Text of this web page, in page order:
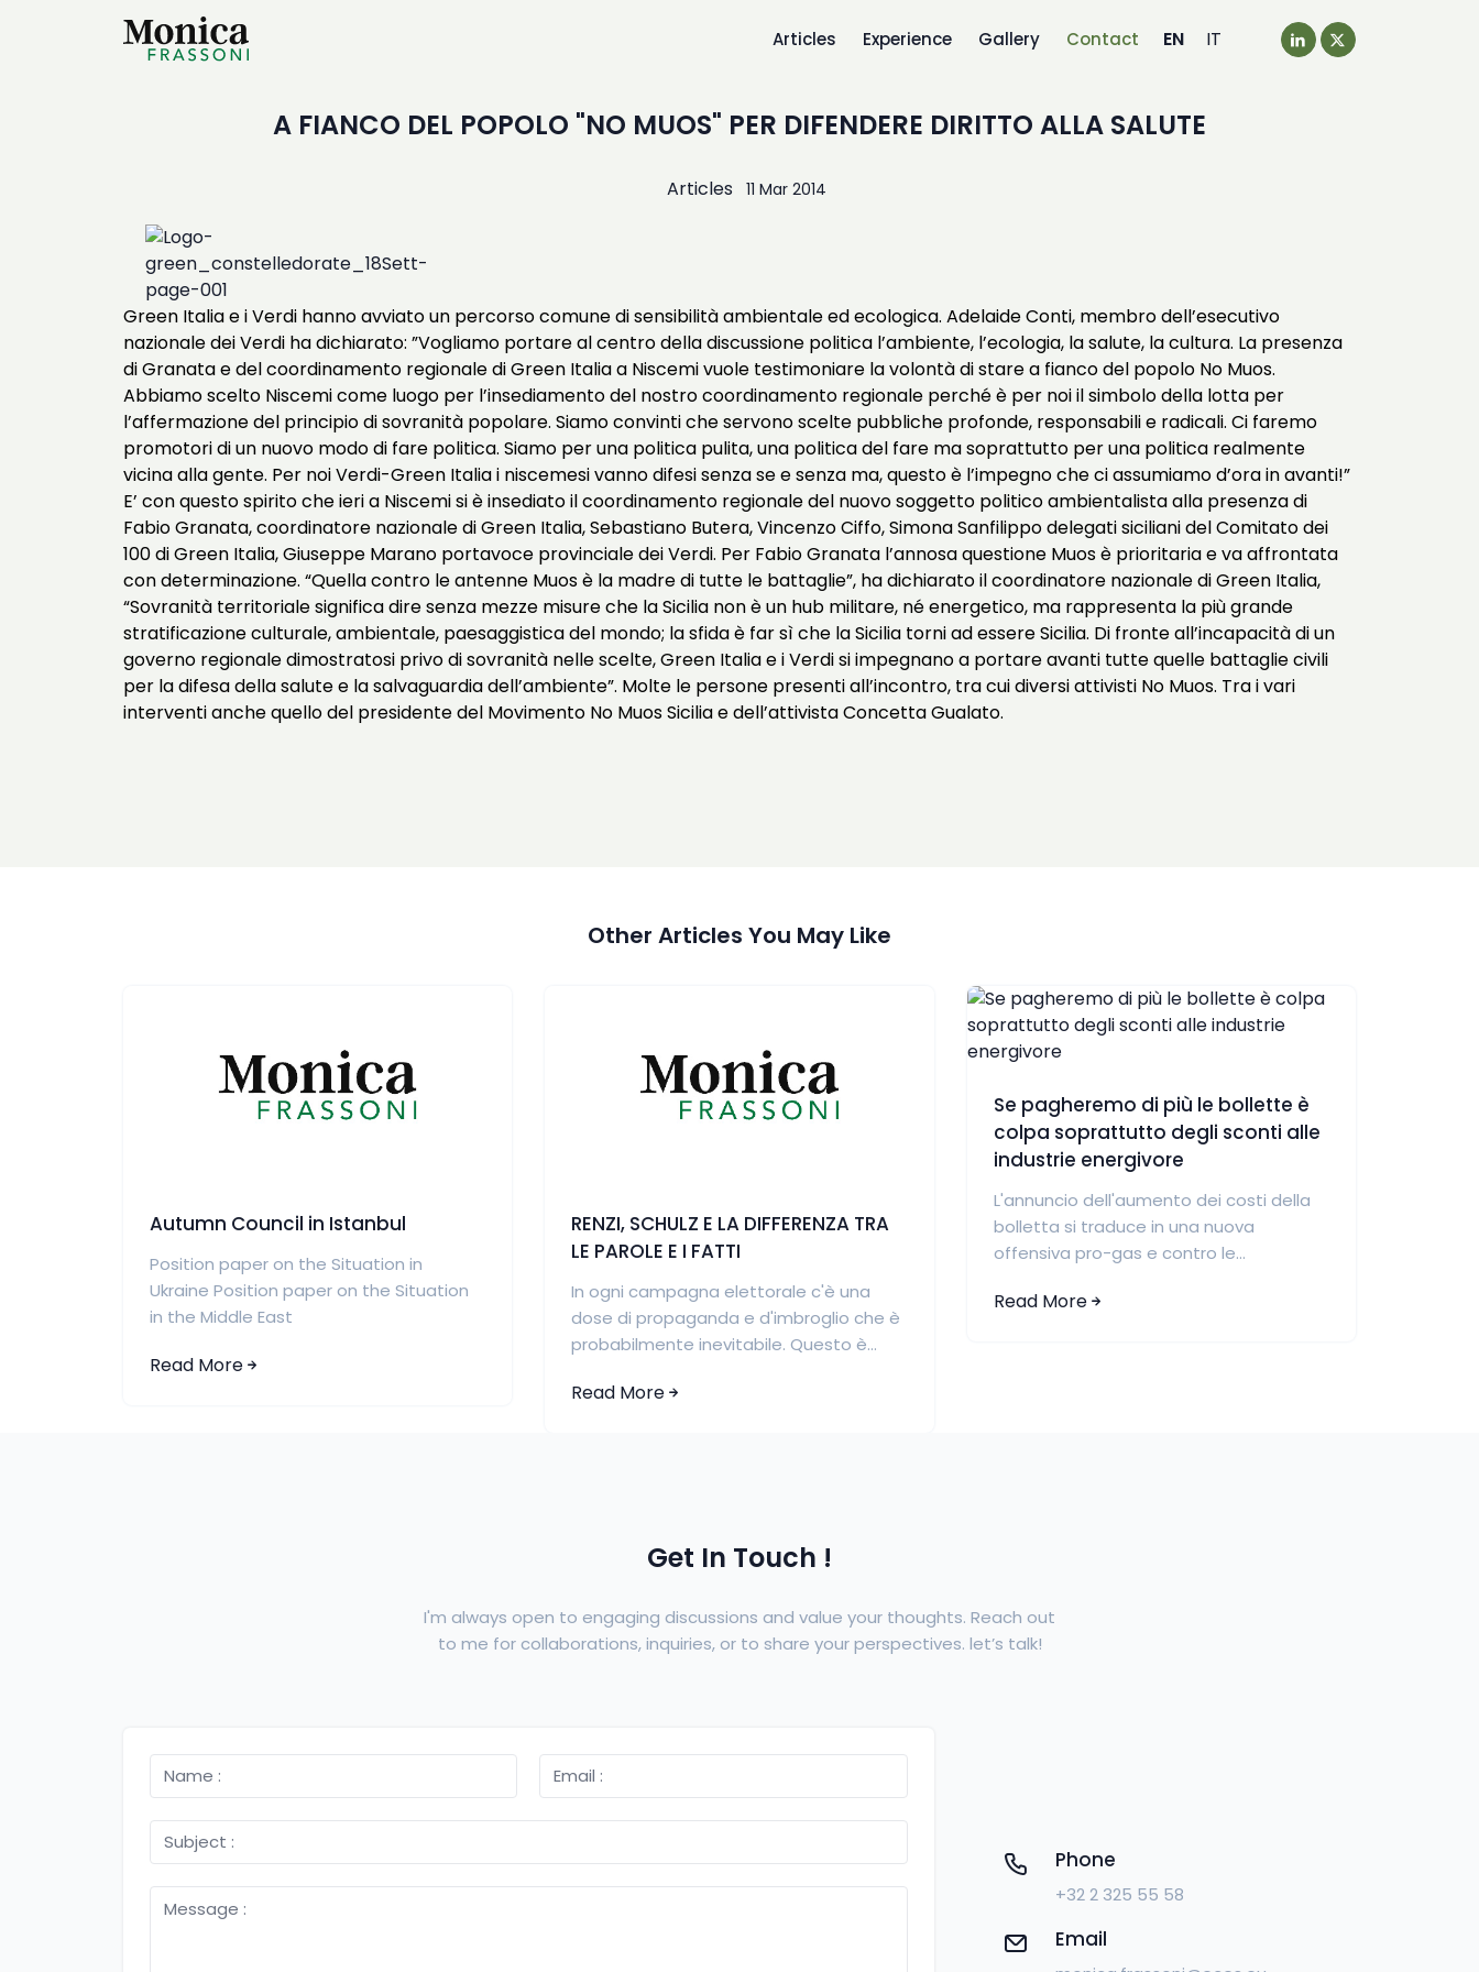
Articles Experience Gallery Contact EN IT
A FIANCO DEL POPOLO "NO MUOS" PER DIFENDERE DIRITTO ALLA SALUTE
Articles 11 Mar 2014
Green Italia e i Verdi hanno avviato un percorso comune di sensibilità ambientale ed ecologica. Adelaide Conti, membro dell’esecutivo
nazionale dei Verdi ha dichiarato: ”Vogliamo portare al centro della discussione politica l’ambiente, l’ecologia, la salute, la cultura. La presenza
di Granata e del coordinamento regionale di Green Italia a Niscemi vuole testimoniare la volontà di stare a fianco del popolo No Muos.
Abbiamo scelto Niscemi come luogo per l’insediamento del nostro coordinamento regionale perché è per noi il simbolo della lotta per
l’affermazione del principio di sovranità popolare. Siamo convinti che servono scelte pubbliche profonde, responsabili e radicali. Ci faremo
promotori di un nuovo modo di fare politica. Siamo per una politica pulita, una politica del fare ma soprattutto per una politica realmente
vicina alla gente. Per noi Verdi-Green Italia i niscemesi vanno difesi senza se e senza ma, questo è l’impegno che ci assumiamo d’ora in avanti!”
E’ con questo spirito che ieri a Niscemi si è insediato il coordinamento regionale del nuovo soggetto politico ambientalista alla presenza di
Fabio Granata, coordinatore nazionale di Green Italia, Sebastiano Butera, Vincenzo Ciffo, Simona Sanfilippo delegati siciliani del Comitato dei
100 di Green Italia, Giuseppe Marano portavoce provinciale dei Verdi. Per Fabio Granata l’annosa questione Muos è prioritaria e va affrontata
con determinazione. “Quella contro le antenne Muos è la madre di tutte le battaglie”, ha dichiarato il coordinatore nazionale di Green Italia,
“Sovranità territoriale significa dire senza mezze misure che la Sicilia non è un hub militare, né energetico, ma rappresenta la più grande
stratificazione culturale, ambientale, paesaggistica del mondo; la sfida è far sì che la Sicilia torni ad essere Sicilia. Di fronte all’incapacità di un
governo regionale dimostratosi privo di sovranità nelle scelte, Green Italia e i Verdi si impegnano a portare avanti tutte quelle battaglie civili
per la difesa della salute e la salvaguardia dell’ambiente”. Molte le persone presenti all’incontro, tra cui diversi attivisti No Muos. Tra i vari
interventi anche quello del presidente del Movimento No Muos Sicilia e dell’attivista Concetta Gualato.
Other Articles You May Like
Autumn Council in Istanbul
Position paper on the Situation in
Ukraine Position paper on the Situation
in the Middle East
Read More
RENZI, SCHULZ E LA DIFFERENZA TRA
LE PAROLE E I FATTI
In ogni campagna elettorale c'è una
dose di propaganda e d'imbroglio che è
probabilmente inevitabile. Questo è...
Read More
Se pagheremo di più le bollette è
colpa soprattutto degli sconti alle
industrie energivore
L'annuncio dell'aumento dei costi della
bolletta si traduce in una nuova
offensiva pro-gas e contro le...
Read More
Get In Touch !
I'm always open to engaging discussions and value your thoughts. Reach out
to me for collaborations, inquiries, or to share your perspectives. let’s talk!
Phone
+32 2 325 55 58
Email